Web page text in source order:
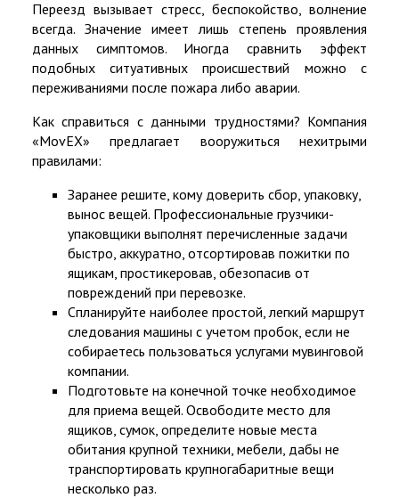
Переезд вызывает стресс, беспокойство, волнение
всегда. Значение имеет лишь степень проявления
данных симптомов. Иногда сравнить эффект
подобных ситуативных происшествий можно с
переживаниями после пожара либо аварии.
Как справиться с данными трудностями? Компания
«MovEX» предлагает вооружиться нехитрыми
правилами:
Заранее решите, кому доверить сбор, упаковку,
вынос вещей. Профессиональные грузчики-
упаковщики выполнят перечисленные задачи
быстро, аккуратно, отсортировав пожитки по
ящикам, простикеровав, обезопасив от
повреждений при перевозке.
Спланируйте наиболее простой, легкий маршрут
следования машины с учетом пробок, если не
собираетесь пользоваться услугами мувинговой
компании.
Подготовьте на конечной точке необходимое
для приема вещей. Освободите место для
ящиков, сумок, определите новые места
обитания крупной техники, мебели, дабы не
транспортировать крупногабаритные вещи
несколько раз.